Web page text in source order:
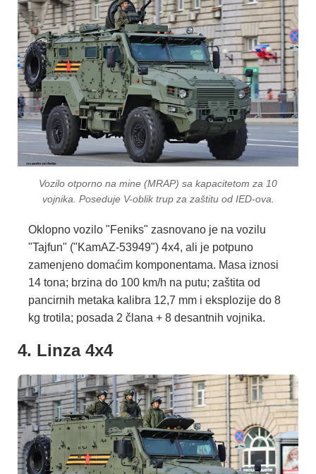
Vozilo otporno na mine (MRAP) sa kapacitetom za 10
vojnika. Poseduje V-oblik trup za zaštitu od IED-ova.
Oklopno vozilo "Feniks" zasnovano je na vozilu
"Tajfun" ("KamAZ-53949") 4x4, ali je potpuno
zamenjeno domaćim komponentama. Masa iznosi
14 tona; brzina do 100 km/h na putu; zaštita od
pancirnih metaka kalibra 12,7 mm i eksplozije do 8
kg trotila; posada 2 člana + 8 desantnih vojnika.
4. Linza 4x4